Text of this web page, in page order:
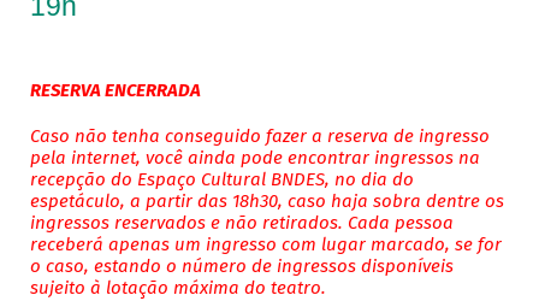
19h
RESERVA ENCERRADA
Caso não tenha conseguido fazer a reserva de ingresso
pela internet, você ainda pode encontrar ingressos na
recepção do Espaço Cultural BNDES, no dia do
espetáculo, a partir das 18h30, caso haja sobra dentre os
ingressos reservados e não retirados. Cada pessoa
receberá apenas um ingresso com lugar marcado, se for
o caso, estando o número de ingressos disponíveis
sujeito à lotação máxima do teatro.